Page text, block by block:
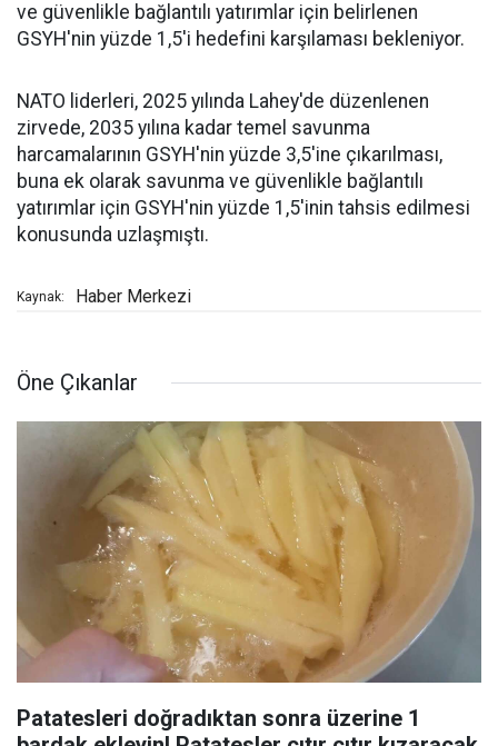
ve güvenlikle bağlantılı yatırımlar için belirlenen
GSYH'nin yüzde 1,5'i hedefini karşılaması bekleniyor.
NATO liderleri, 2025 yılında Lahey'de düzenlenen
zirvede, 2035 yılına kadar temel savunma
harcamalarının GSYH'nin yüzde 3,5'ine çıkarılması,
buna ek olarak savunma ve güvenlikle bağlantılı
yatırımlar için GSYH'nin yüzde 1,5'inin tahsis edilmesi
konusunda uzlaşmıştı.
Kaynak: Haber Merkezi
Öne Çıkanlar
Patatesleri doğradıktan sonra üzerine 1